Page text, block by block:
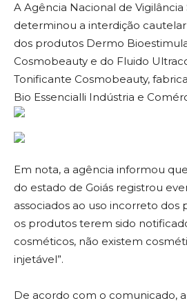
A Agência Nacional de Vigilância
determinou a interdição
dos produtos Dermo
Cosmobeauty e do Fluido
Tonificante Cosmobeauty,
Bio Essencialli Indústria e
Em nota, a agência informou
do estado de Goiás registrou
associados ao uso incorreto dos
os produtos terem sido
cosméticos, não existem
injetável”.
De acordo com o comunicado,